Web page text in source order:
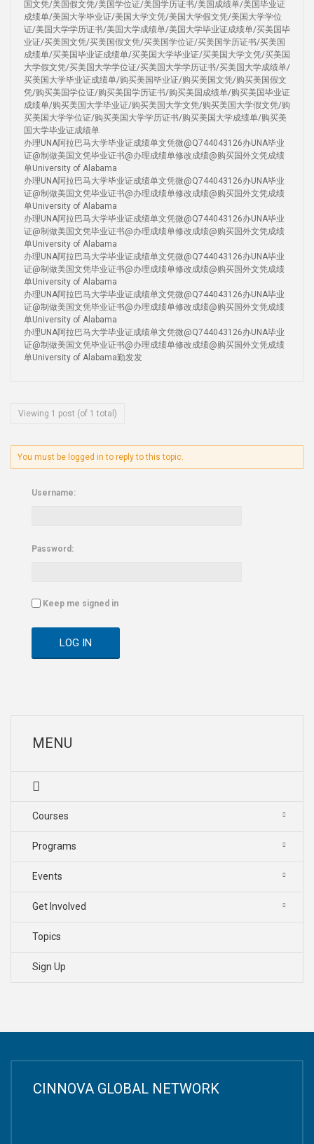
国文凭/美国假文凭/美国学位证/美国学历证书/美国成绩单/美国毕业证
成绩单/美国大学毕业证/美国大学文凭/美国大学假文凭/美国大学学位
证/美国大学学历证书/美国大学成绩单/美国大学毕业证成绩单/买美国毕
业证/买美国文凭/买美国假文凭/买美国学位证/买美国学历证书/买美国
成绩单/买美国毕业证成绩单/买美国大学毕业证/买美国大学文凭/买美国
大学假文凭/买美国大学学位证/买美国大学学历证书/买美国大学成绩单/
买美国大学毕业证成绩单/购买美国毕业证/购买美国文凭/购买美国假文
凭/购买美国学位证/购买美国学历证书/购买美国成绩单/购买美国毕业证
成绩单/购买美国大学毕业证/购买美国大学文凭/购买美国大学假文凭/购
买美国大学学位证/购买美国大学学历证书/购买美国大学成绩单/购买美
国大学毕业证成绩单
办理UNA阿拉巴马大学毕业证成绩单文凭微@Q744043126办UNA毕业
证@制做美国文凭毕业证书@办理成绩单修改成绩@购买国外文凭成绩
单University of Alabama
办理UNA阿拉巴马大学毕业证成绩单文凭微@Q744043126办UNA毕业
证@制做美国文凭毕业证书@办理成绩单修改成绩@购买国外文凭成绩
单University of Alabama
办理UNA阿拉巴马大学毕业证成绩单文凭微@Q744043126办UNA毕业
证@制做美国文凭毕业证书@办理成绩单修改成绩@购买国外文凭成绩
单University of Alabama
办理UNA阿拉巴马大学毕业证成绩单文凭微@Q744043126办UNA毕业
证@制做美国文凭毕业证书@办理成绩单修改成绩@购买国外文凭成绩
单University of Alabama
办理UNA阿拉巴马大学毕业证成绩单文凭微@Q744043126办UNA毕业
证@制做美国文凭毕业证书@办理成绩单修改成绩@购买国外文凭成绩
单University of Alabama
办理UNA阿拉巴马大学毕业证成绩单文凭微@Q744043126办UNA毕业
证@制做美国文凭毕业证书@办理成绩单修改成绩@购买国外文凭成绩
单University of Alabama勤发发
Viewing 1 post (of 1 total)
You must be logged in to reply to this topic.
Username:
Password:
Keep me signed in
LOG IN
MENU
Courses
Programs
Events
Get Involved
Topics
Sign Up
CINNOVA GLOBAL NETWORK